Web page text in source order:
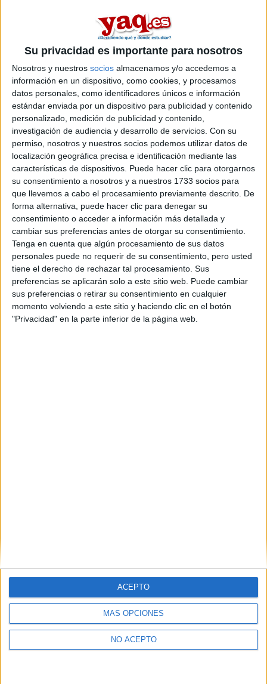
Su privacidad es importante para nosotros
Nosotros y nuestros socios almacenamos y/o accedemos a
información en un dispositivo, como cookies, y procesamos
datos personales, como identificadores únicos e información
estándar enviada por un dispositivo para publicidad y contenido
personalizado, medición de publicidad y contenido,
investigación de audiencia y desarrollo de servicios. Con su
permiso, nosotros y nuestros socios podemos utilizar datos de
localización geográfica precisa e identificación mediante las
características de dispositivos. Puede hacer clic para otorgarnos
su consentimiento a nosotros y a nuestros 1733 socios para
que llevemos a cabo el procesamiento previamente descrito. De
forma alternativa, puede hacer clic para denegar su
consentimiento o acceder a información más detallada y
cambiar sus preferencias antes de otorgar su consentimiento.
Tenga en cuenta que algún procesamiento de sus datos
personales puede no requerir de su consentimiento, pero usted
tiene el derecho de rechazar tal procesamiento. Sus
preferencias se aplicarán solo a este sitio web. Puede cambiar
sus preferencias o retirar su consentimiento en cualquier
momento volviendo a este sitio y haciendo clic en el botón
"Privacidad" en la parte inferior de la página web.
MÁS OPCIONES
NO ACEPTO
ACEPTO
Doble Grado en Ciencia Política y Gestión Pública + Periodismo
Doble Grado en Relaciones Internacionales + Ciencia Política y
Doble Grado en Relaciones Internacionales + Economía
Grado en Ciencia Política y Gestión Pública
Grado en Derecho
Grado en Relaciones Internacionales
Doble Grado en Relaciones Internacionales + Periodismo
¡Síguenos en Facebook!